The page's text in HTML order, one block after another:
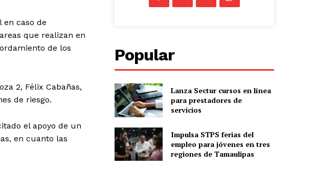
en caso de
que realizan en
de los
2, Félix Cabañas,
de riesgo.
el apoyo de un
en cuanto las
Popular
Lanza Sectur cursos en línea
para prestadores de
servicios
Impulsa STPS ferias del
empleo para jóvenes en tres
regiones de Tamaulipas